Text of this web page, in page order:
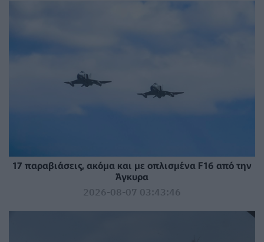
17 παραβιάσεις, ακόμα και με οπλισμένα F16 από την
Άγκυρα
2026-08-07 03:43:46